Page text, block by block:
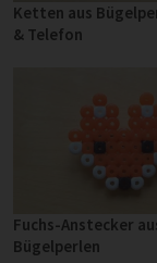
Ketten aus
& Telefon
Fuchs-Anstecker
Bügelperlen